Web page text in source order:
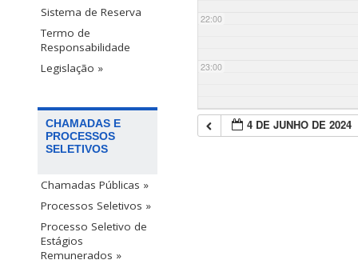
Sistema de Reserva
Termo de
Responsabilidade
Legislação »
CHAMADAS E
PROCESSOS
SELETIVOS
Chamadas Públicas »
Processos Seletivos »
Processo Seletivo de
Estágios
Remunerados »
22:00
23:00
4 DE JUNHO DE 2024